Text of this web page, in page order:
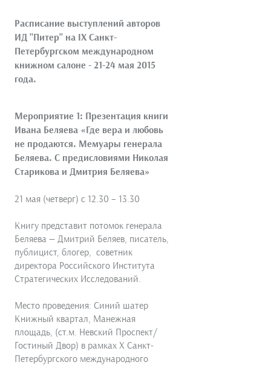
Расписание выступлений авторов
ИД "Питер" на IX Санкт-
Петербургском международном
книжном салоне - 21-24 мая 2015
года.
Мероприятие 1: Презентация книги
Ивана Беляева «Где вера и любовь
не продаются. Мемуары генерала
Беляева. С предисловиями Николая
Старикова и Дмитрия Беляева»
21 мая (четверг) с 12.30 – 13.30
Книгу представит потомок генерала
Беляева — Дмитрий Беляев, писатель,
публицист, блогер, советник
директора Российского Института
Стратегических Исследований.
Место проведения: Синий шатер
Книжный квартал, Манежная
площадь, (ст.м. Невский Проспект/
Гостиный Двор) в рамках X Санкт-
Петербургского международного